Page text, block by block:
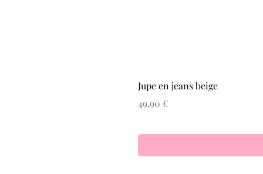
Jupe en jeans beige
Prix
49,90 €